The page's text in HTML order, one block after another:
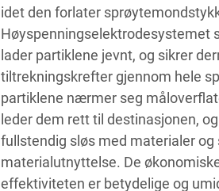
idet den forlater
Høyspenningselektrodesystemet
lader partiklene jevnt, og sikrer
tiltrekningskrefter gjennom hele
partiklene nærmer seg
leder dem rett til destinasjonen,
fullstendig sløs med materialer og
materialutnyttelse. De
effektiviteten er betydelige og